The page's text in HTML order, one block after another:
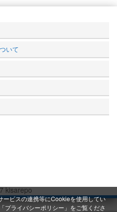
ービスの連携等にCookieを使用してい
プライバシーポリシー 」をご覧くださ
いて
kisarepo